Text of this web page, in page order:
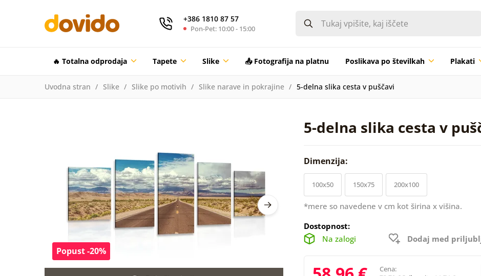
+386 1810 87 57
Pon-Pet: 10:00 - 15:00
🔥 Totalna odprodaja Tapete Slike 📤 Fotografija na platnu Poslikava po številkah Plakati
Uvodna stran Slike Slike po motivih Slike narave in pokrajine 5-delna slika cesta v puščavi
5-delna slika cesta v
Popust -20%
Dimenzija:
100x50 150x75 200x100
*mere so navedene v cm kot širina x višina.
Dostopnost:
Na zalogi
Dodaj med
Cena: